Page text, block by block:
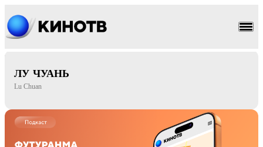
ЛУ ЧУАНЬ
Lu Chuan